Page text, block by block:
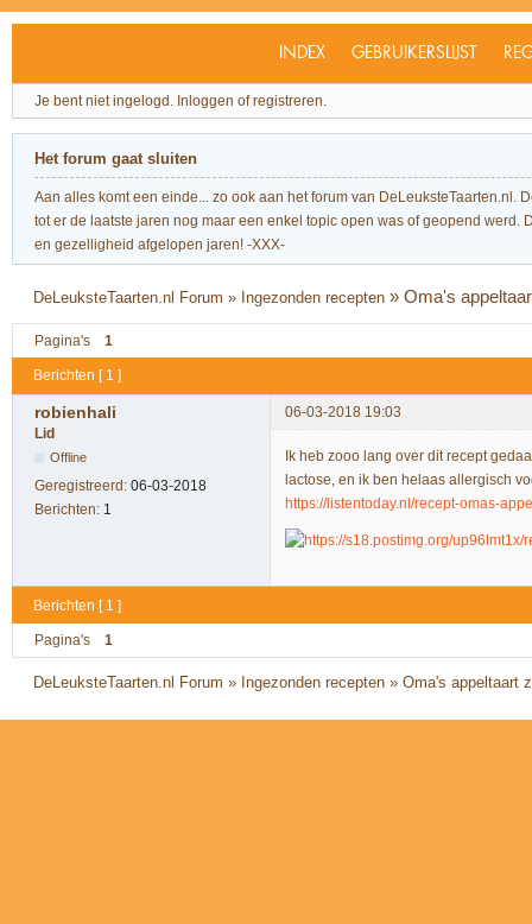
INDEX GEBRUIKERSLIJST
Je bent niet ingelogd. Inloggen of registreren.
Het forum gaat sluiten
Aan alles komt een einde... zo ook aan het forum van
tot er de laatste jaren nog maar een enkel topic open was of geopend
en gezelligheid afgelopen jaren! -XXX-
DeLeuksteTaarten.nl Forum » Ingezonden recepten »Oma's
Pagina's 1
Berichten [ 1 ]
robienhali
06-03-2018 19:03
Lid
Offline
Geregistreerd: 06-03-2018
Berichten: 1
Ik heb zooo lang over dit recept
lactose, en ik ben helaas allergisch
https://listentoday.nl/recept-omas-
Berichten [ 1 ]
Pagina's 1
DeLeuksteTaarten.nl Forum » Ingezonden recepten »Oma's appeltaart